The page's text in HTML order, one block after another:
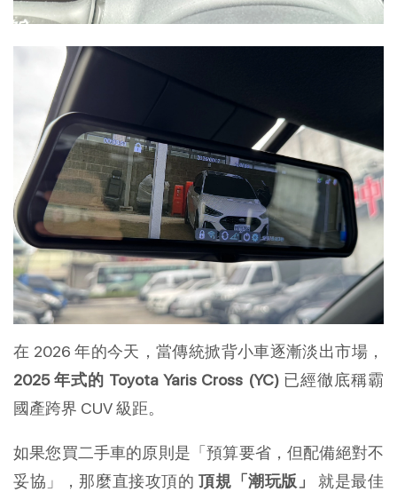
在 2026 年的今天，當傳統掀背小車逐漸淡出市場，
2025 年式的 Toyota Yaris Cross (YC) 已經徹底稱霸
國產跨界 CUV 級距。
如果您買二手車的原則是「預算要省，但配備絕對不
妥協」，那麼直接攻頂的 頂規「潮玩版」
就是最佳